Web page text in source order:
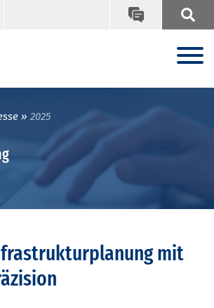
2025
mit